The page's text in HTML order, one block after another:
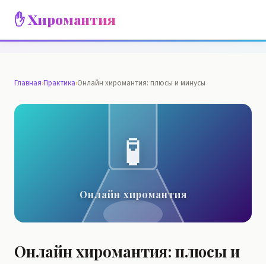
✋ Хиромантия
Главная›Практика›Онлайн хиромантия: плюсы и минусы
🧪
Онлайн хиромантия
Онлайн хиромантия: плюсы и